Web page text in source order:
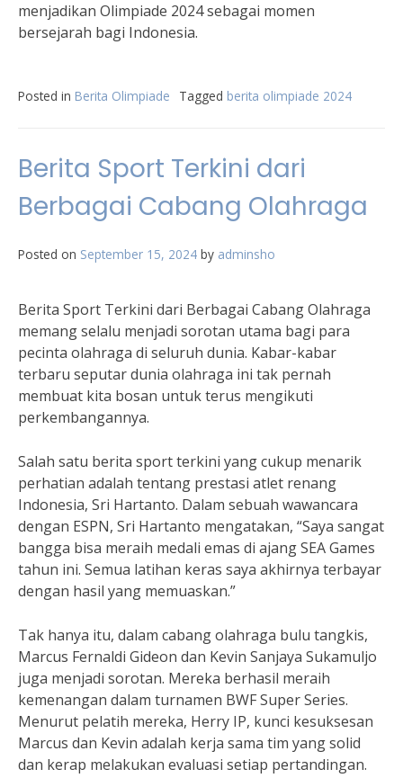
menjadikan Olimpiade 2024 sebagai momen
bersejarah bagi Indonesia.
Posted in Berita Olimpiade Tagged berita olimpiade 2024
Berita Sport Terkini dari
Berbagai Cabang Olahraga
Posted on September 15, 2024 by adminsho
Berita Sport Terkini dari Berbagai Cabang Olahraga
memang selalu menjadi sorotan utama bagi para
pecinta olahraga di seluruh dunia. Kabar-kabar
terbaru seputar dunia olahraga ini tak pernah
membuat kita bosan untuk terus mengikuti
perkembangannya.
Salah satu berita sport terkini yang cukup menarik
perhatian adalah tentang prestasi atlet renang
Indonesia, Sri Hartanto. Dalam sebuah wawancara
dengan ESPN, Sri Hartanto mengatakan, “Saya sangat
bangga bisa meraih medali emas di ajang SEA Games
tahun ini. Semua latihan keras saya akhirnya terbayar
dengan hasil yang memuaskan.”
Tak hanya itu, dalam cabang olahraga bulu tangkis,
Marcus Fernaldi Gideon dan Kevin Sanjaya Sukamuljo
juga menjadi sorotan. Mereka berhasil meraih
kemenangan dalam turnamen BWF Super Series.
Menurut pelatih mereka, Herry IP, kunci kesuksesan
Marcus dan Kevin adalah kerja sama tim yang solid
dan kerap melakukan evaluasi setiap pertandingan.